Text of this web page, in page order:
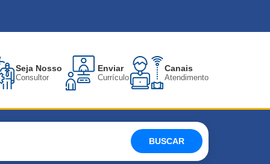
Seja Nosso
Consultor
Enviar
Currículo
Canais
Atendimento
BUSCAR